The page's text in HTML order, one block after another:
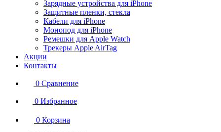
Зарядные устройства для iPhone
Защитные пленки, стекла
Кабели для iPhone
Монопод для iPhone
Ремешки для Apple Watch
Трекеры Apple AirTag
Акции
Контакты
0 Сравнение
0 Избранное
0 Корзина